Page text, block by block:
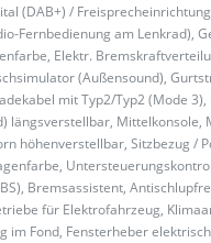
(DAB+) /
Fernbedienung am Lenkrad),
Elektr.
(Außensound),
mit Typ2/Typ2 (Mode
längsverstellbar,
höhenverstellbar, Sitzbezug /
Bremsassistent,
für Elektrofahrzeug,
im Fond, Fensterheber